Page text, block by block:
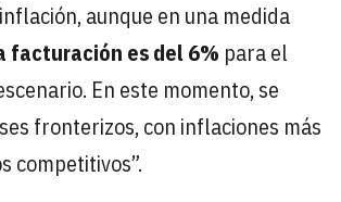
aunque en una medida
facturación es del 6% para el
En este momento, se
fronterizos, con inflaciones más
competitivos”.